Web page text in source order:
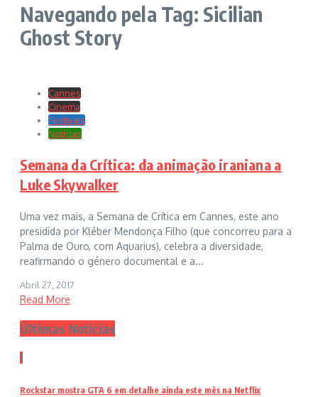
Navegando pela Tag: Sicilian
Ghost Story
Cannes
Cinema
Festivais
Notícias
Semana da Crítica: da animação iraniana a
Luke Skywalker
Uma vez mais, a Semana de Crítica em Cannes, este ano
presidida por Kléber Mendonça Filho (que concorreu para a
Palma de Ouro, com Aquarius), celebra a diversidade,
reafirmando o género documental e a...
Abril 27, 2017
Read More
Últimas Notícias
1
Rockstar mostra GTA 6 em detalhe ainda este mês na Netflix